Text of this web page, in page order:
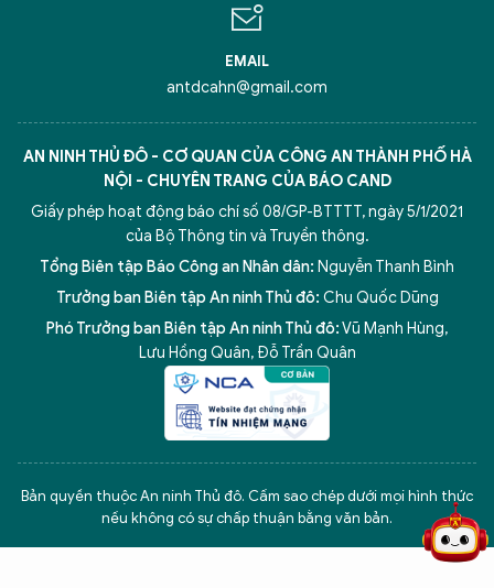
EMAIL
antdcahn@gmail.com
AN NINH THỦ ĐÔ - CƠ QUAN CỦA CÔNG AN THÀNH PHỐ HÀ
NỘI - CHUYÊN TRANG CỦA BÁO CAND
Giấy phép hoạt động báo chí số 08/GP-BTTTT, ngày 5/1/2021
của Bộ Thông tin và Truyền thông.
Tổng Biên tập Báo Công an Nhân dân: Nguyễn Thanh Bình
Trưởng ban Biên tập An ninh Thủ đô: Chu Quốc Dũng
Phó Trưởng ban Biên tập An ninh Thủ đô:Vũ Mạnh Hùng,
Lưu Hồng Quân, Đỗ Trần Quân
Bản quyền thuộc An ninh Thủ đô. Cấm sao chép dưới mọi hình thức
nếu không có sự chấp thuận bằng văn bản.
5 điểm nghẽn của Hà Nội giải pháp xử lý điểm nghẽn của